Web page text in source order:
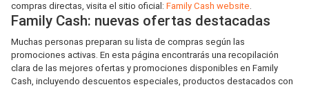
compras directas, visita el sitio oficial: Family Cash website.
Family Cash: nuevas ofertas destacadas
Muchas personas preparan su lista de compras según las
promociones activas. En esta página encontrarás una recopilación
clara de las mejores ofertas y promociones disponibles en Family
Cash, incluyendo descuentos especiales, productos destacados con